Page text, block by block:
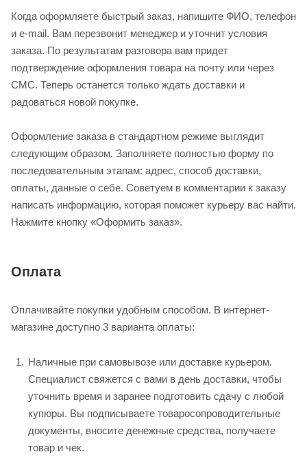
Когда оформляете быстрый заказ, напишите ФИО, телефон
и e-mail. Вам перезвонит менеджер и уточнит условия
заказа. По результатам разговора вам придет
подтверждение оформления товара на почту или через
СМС. Теперь останется только ждать доставки и
радоваться новой покупке.
Оформление заказа в стандартном режиме выглядит
следующим образом. Заполняете полностью форму по
последовательным этапам: адрес, способ доставки,
оплаты, данные о себе. Советуем в комментарии к заказу
написать информацию, которая поможет курьеру вас найти.
Нажмите кнопку «Оформить заказ».
Оплата
Оплачивайте покупки удобным способом. В интернет-
магазине доступно 3 варианта оплаты:
Наличные при самовывозе или доставке курьером.
Специалист свяжется с вами в день доставки, чтобы
уточнить время и заранее подготовить сдачу с любой
купюры. Вы подписываете товаросопроводительные
документы, вносите денежные средства, получаете
товар и чек.